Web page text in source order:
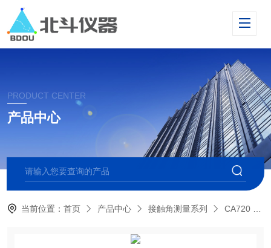
PRODUCT CENTER
产品中心
当前位置：首页 产品中心 接触角测量系列 CA720 晶圆接触角测量仪